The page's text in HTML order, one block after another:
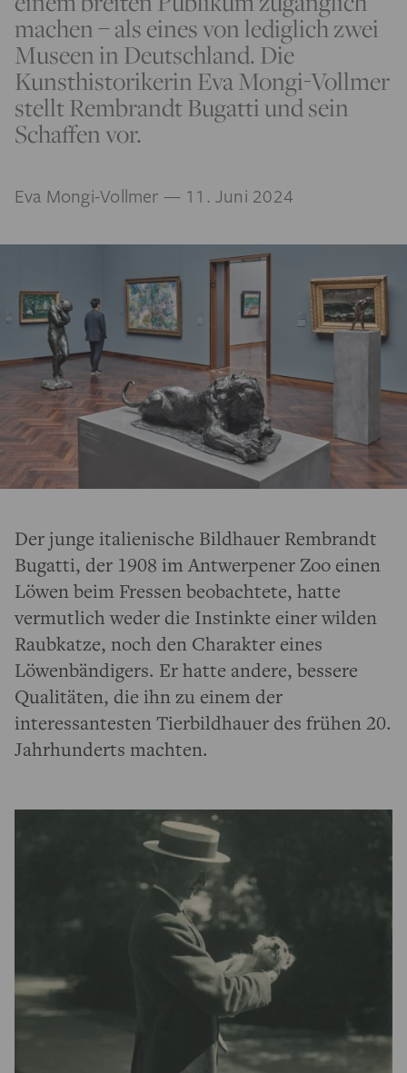
machen – als eines von lediglich zwei
Museen in Deutschland. Die
Kunsthistorikerin Eva Mongi-Vollmer
stellt Rembrandt Bugatti und sein
Schaffen vor.
Eva Mongi-Vollmer — 11. Juni 2024
Der junge italienische Bildhauer Rembrandt
Bugatti, der 1908 im Antwerpener Zoo einen
Löwen beim Fressen beobachtete, hatte
vermutlich weder die Instinkte einer wilden
Raubkatze, noch den Charakter eines
Löwenbändigers. Er hatte andere, bessere
Qualitäten, die ihn zu einem der
interessantesten Tierbildhauer des frühen 20.
Jahrhunderts machten.